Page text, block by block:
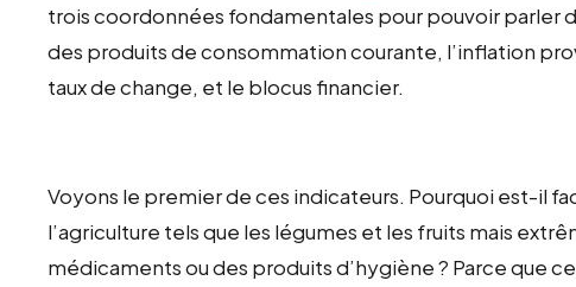
trois coordonnées fondamentales pour pouvoir parler
des produits de consommation courante, l’inflation
taux de change, et le blocus financier.
Voyons le premier de ces indicateurs. Pourquoi est-il
l’agriculture tels que les légumes et les fruits mais
médicaments ou des produits d’hygiène ? Parce que